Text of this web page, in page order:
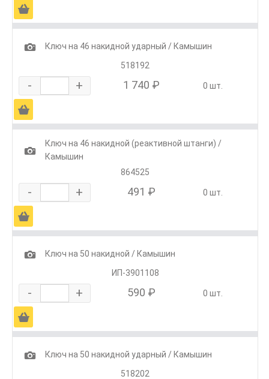
Ä
1
Ключ на 46 накидной ударный / Камышин
518192
- + 1 740 ₽ 0 шт.
Ä
1
Ключ на 46 накидной (реактивной штанги) /
Камышин
864525
- + 491 ₽ 0 шт.
Ä
1
Ключ на 50 накидной / Камышин
ИП-3901108
- + 590 ₽ 0 шт.
Ä
1
Ключ на 50 накидной ударный / Камышин
518202